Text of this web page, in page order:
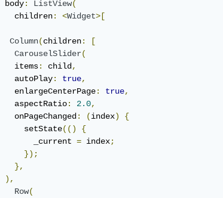
body
: ListView(
children
: <Widget>[
Column(children:
[
CarouselSlider(
items
: child ,
autoPlay
: true,
enlargeCenterPage
: true,
aspectRatio
: 2.0,
onPageChanged
: (index)
{
setState
(()
{
_current
= index;
});
},
),
Row(